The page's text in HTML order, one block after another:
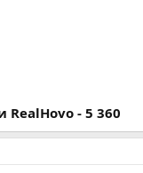
- 5 360